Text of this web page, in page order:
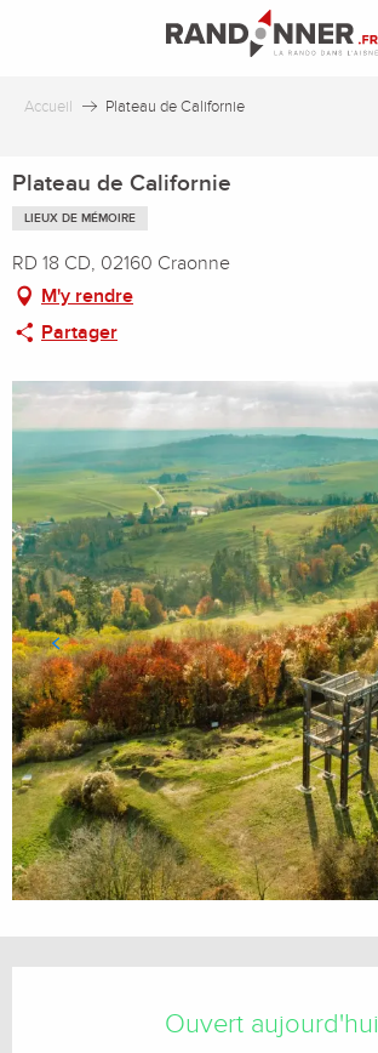
principal
Accueil Plateau de Californie
Plateau de Californie
LIEUX DE MÉMOIRE
RD 18 CD, 02160 Craonne
M'y rendre
Partager
Ouvert aujourd'hui